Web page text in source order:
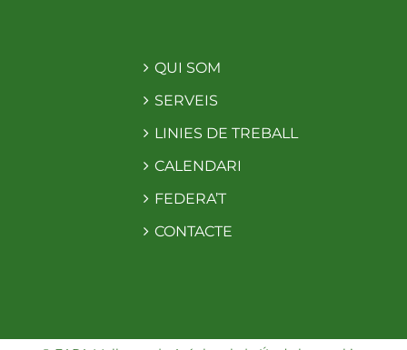
QUI SOM
SERVEIS
LINIES DE TREBALL
CALENDARI
FEDERA’T
CONTACTE